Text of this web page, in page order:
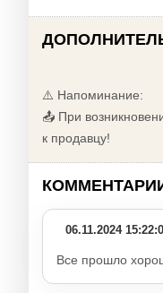
⚠️ Напоминание:
📤 При
к продавцу!
06.11.2024
Все прошло